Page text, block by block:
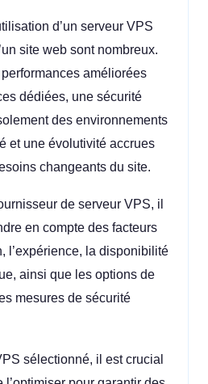
d’un serveur VPS
site web sont nombreux.
performances améliorées
dédiées, une sécurité
des environnements
et une évolutivité accrues
changeants du site.
de serveur VPS, il
en compte des facteurs
l’expérience, la disponibilité
ainsi que les options de
mesures de sécurité
sélectionné, il est crucial